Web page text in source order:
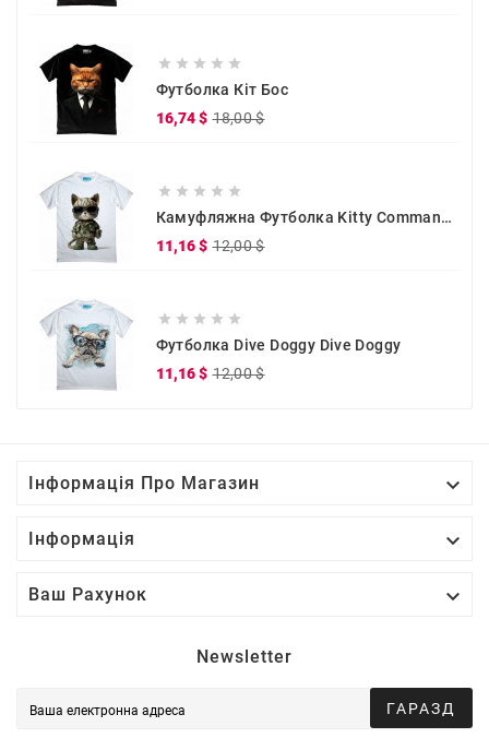
    
Футболка Кіт Бос
16,74 $ 18,00 $
    
Камуфляжна Футболка Kitty Commander
11,16 $ 12,00 $
    
Футболка Dive Doggy Dive Doggy
11,16 $ 12,00 $
Інформація Про Магазин 
Інформація 
Ваш Рахунок 
Newsletter
ГАРАЗД